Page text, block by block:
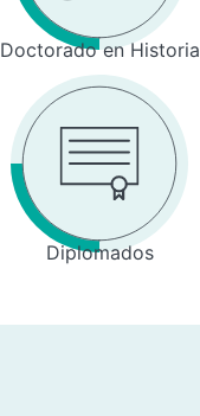
Doctorado en Historia
Diplomados